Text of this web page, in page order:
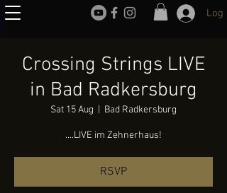
Log
Crossing Strings LIVE
in Bad Radkersburg
Sat 15 Aug Bad Radkersburg
....LIVE im Zehnerhaus!
RSVP